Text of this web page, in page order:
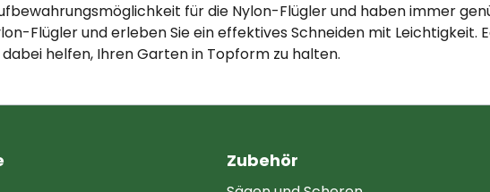
für die Nylon-Flügler und haben immer
Flügler und erleben Sie ein effektives Schneiden mit Leichtigkeit.
helfen, Ihren Garten in Topform zu halten.
Zubehör